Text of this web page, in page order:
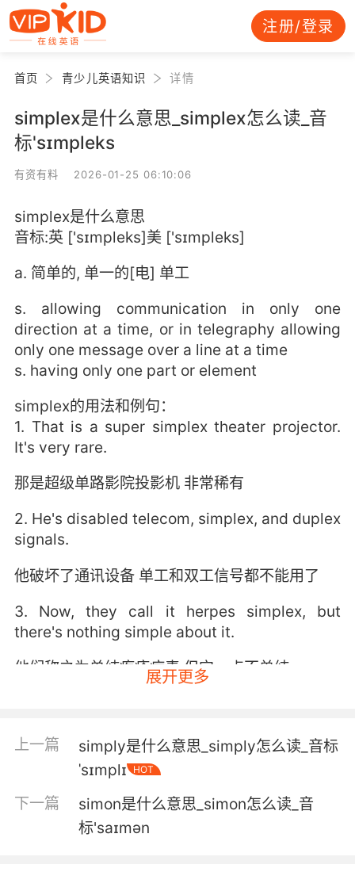
注册/登录
首页 青少儿英语知识 详情
simplex是什么意思_simplex怎么读_音
标'sɪmpleks
有资有料 2026-01-25 06:10:06
simplex是什么意思
音标:英 ['sɪmpleks]美 ['sɪmpleks]
a. 简单的, 单一的[电] 单工
s. allowing communication in only one
direction at a time, or in telegraphy allowing
only one message over a line at a time
s. having only one part or element
simplex的用法和例句：
1. That is a super simplex theater projector.
It's very rare.
那是超级单路影院投影机 非常稀有
2. He's disabled telecom, simplex, and duplex
signals.
他破坏了通讯设备 单工和双工信号都不能用了
3. Now, they call it herpes simplex, but
there's nothing simple about it.
他们称之为单纯疱疹病毒 但它一点不单纯
会长在口腔 生殖器 甚至 上 他们称之为单纯疱疹
病毒 但它一点不单纯
展开更多
上一篇
simply是什么意思_simply怎么读_音标
ˈsɪmplɪ
HOT
下一篇
simon是什么意思_simon怎么读_音
标'saɪmən